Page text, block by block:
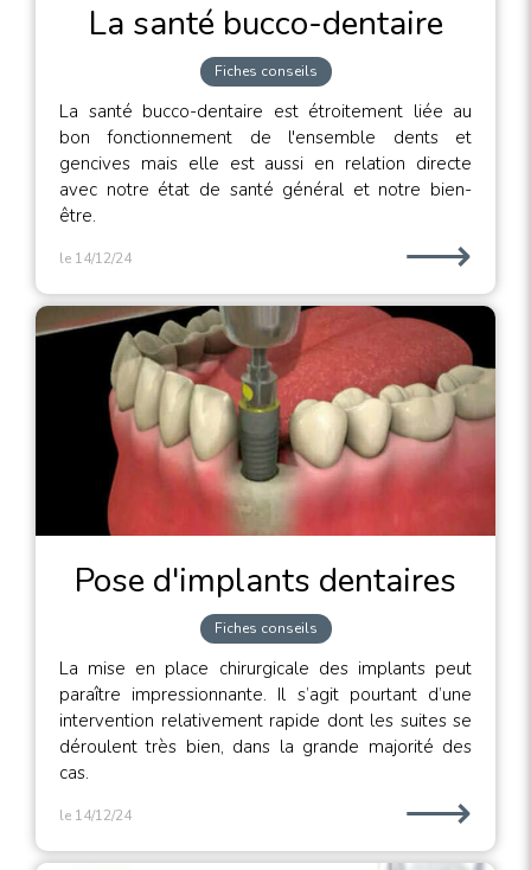
La santé bucco-dentaire
Fiches conseils
La santé bucco-dentaire est étroitement liée au
bon fonctionnement de l'ensemble dents et
gencives mais elle est aussi en relation directe
avec notre état de santé général et notre bien-
être.
le 14/12/24 ⟶
Pose d'implants dentaires
Fiches conseils
La mise en place chirurgicale des implants peut
paraître impressionnante. Il s’agit pourtant d’une
intervention relativement rapide dont les suites se
déroulent très bien, dans la grande majorité des
cas.
le 14/12/24 ⟶